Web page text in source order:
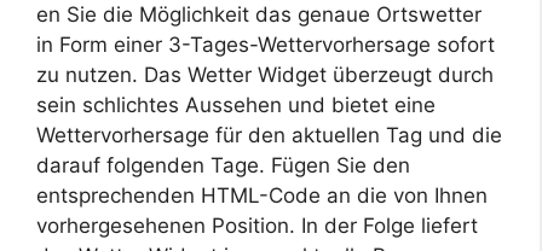
en Sie die Möglichkeit das genaue Ortswetter
in Form einer 3-Tages-Wettervorhersage sofort
zu nutzen. Das Wetter Widget überzeugt durch
sein schlichtes Aussehen und bietet eine
Wettervorhersage für den aktuellen Tag und die
darauf folgenden Tage. Fügen Sie den
entsprechenden HTML-Code an die von Ihnen
vorhergesehenen Position. In der Folge liefert